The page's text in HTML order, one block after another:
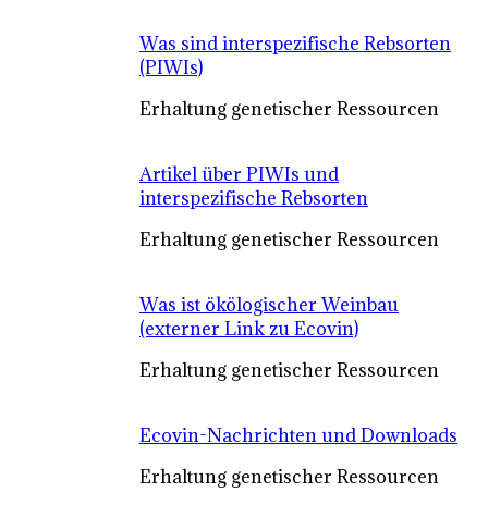
Was sind interspezifische Rebsorten
(PIWIs)
Erhaltung genetischer Ressourcen
Artikel über PIWIs und
interspezifische Rebsorten
Erhaltung genetischer Ressourcen
Was ist ökölogischer Weinbau
(externer Link zu Ecovin)
Erhaltung genetischer Ressourcen
Ecovin-Nachrichten und Downloads
Erhaltung genetischer Ressourcen